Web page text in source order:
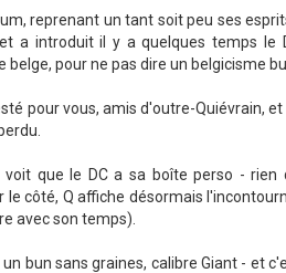
reprenant un tant soit peu ses
a introduit il y a quelques temps le
belge, pour ne pas dire un belgicisme
pour vous, amis d'outre-Quiévrain,
voit que le DC a sa boîte perso -
le côté, Q affiche désormais
avec son temps).
un bun sans graines, calibre Giant - et